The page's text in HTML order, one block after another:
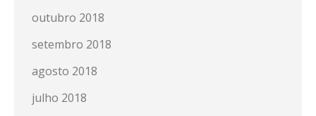
outubro 2018
setembro 2018
agosto 2018
julho 2018